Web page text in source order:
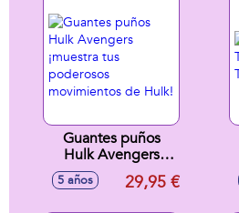
Guantes puños
Hulk Avengers
¡muestra tus
poderosos
5 años 29,95 €